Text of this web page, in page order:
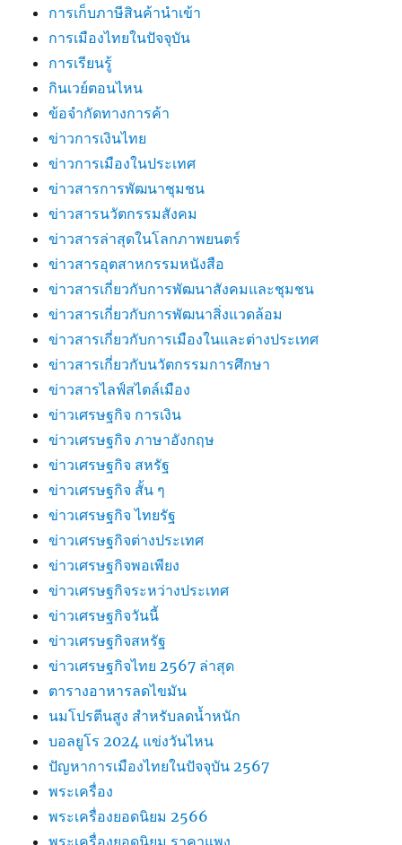
การเก็บภาษีสินค้านำเข้า
การเมืองไทยในปัจจุบัน
การเรียนรู้
กินเวย์ตอนไหน
ข้อจำกัดทางการค้า
ข่าวการเงินไทย
ข่าวการเมืองในประเทศ
ข่าวสารการพัฒนาชุมชน
ข่าวสารนวัตกรรมสังคม
ข่าวสารล่าสุดในโลกภาพยนตร์
ข่าวสารอุตสาหกรรมหนังสือ
ข่าวสารเกี่ยวกับการพัฒนาสังคมและชุมชน
ข่าวสารเกี่ยวกับการพัฒนาสิ่งแวดล้อม
ข่าวสารเกี่ยวกับการเมืองในและต่างประเทศ
ข่าวสารเกี่ยวกับนวัตกรรมการศึกษา
ข่าวสารไลฟ์สไตล์เมือง
ข่าวเศรษฐกิจ การเงิน
ข่าวเศรษฐกิจ ภาษาอังกฤษ
ข่าวเศรษฐกิจ สหรัฐ
ข่าวเศรษฐกิจ สั้น ๆ
ข่าวเศรษฐกิจ ไทยรัฐ
ข่าวเศรษฐกิจต่างประเทศ
ข่าวเศรษฐกิจพอเพียง
ข่าวเศรษฐกิจระหว่างประเทศ
ข่าวเศรษฐกิจวันนี้
ข่าวเศรษฐกิจสหรัฐ
ข่าวเศรษฐกิจไทย 2567 ล่าสุด
ตารางอาหารลดไขมัน
นมโปรตีนสูง สำหรับลดน้ำหนัก
บอลยูโร 2024 แข่งวันไหน
ปัญหาการเมืองไทยในปัจจุบัน 2567
พระเครื่อง
พระเครื่องยอดนิยม 2566
พระเครื่องยอดนิยม ราคาแพง